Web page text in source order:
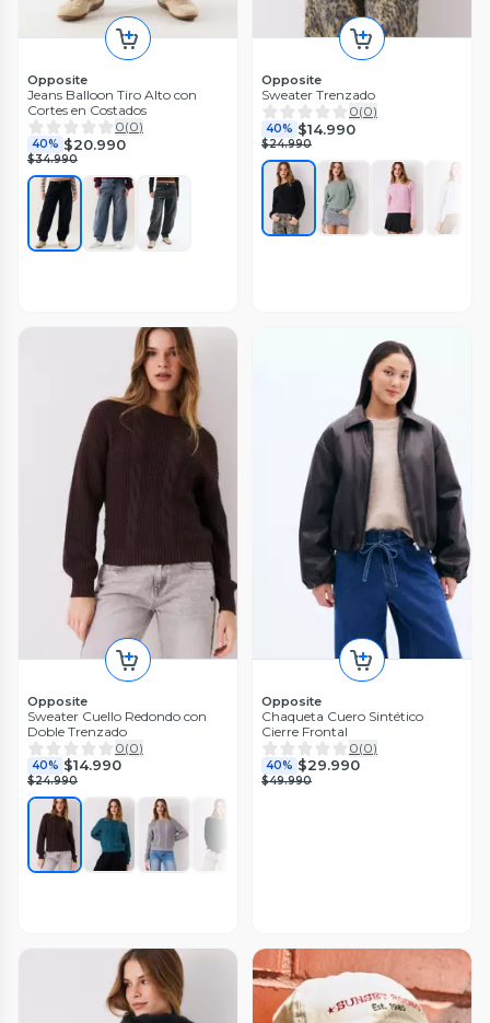
Opposite
Jeans Balloon Tiro Alto con
Cortes en Costados
0(0)
40% $20.990
$34.990
Opposite
Sweater Trenzado
0(0)
40% $14.990
$24.990
Opposite
Sweater Cuello Redondo con
Doble Trenzado
0(0)
40% $14.990
$24.990
Opposite
Chaqueta Cuero Sintético
Cierre Frontal
0(0)
40% $29.990
$49.990